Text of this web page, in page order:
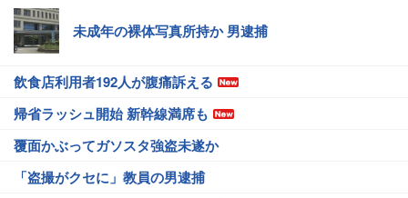
未成年の裸体写真所持か 男逮捕
飲食店利用者192人が腹痛訴える
帰省ラッシュ開始 新幹線満席も
覆面かぶってガソスタ強盗未遂か
「盗撮がクセに」教員の男逮捕